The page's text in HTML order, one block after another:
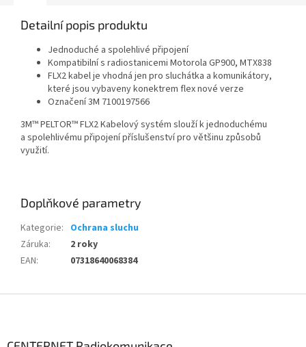
Detailní popis produktu
Jednoduché a spolehlivé připojení
Kompatibilní s radiostanicemi Motorola GP900, MTX838
FLX2 kabel je vhodná jen pro sluchátka a komunikátory,
které jsou vybaveny konektrem flex nové verze
Označení 3M 7100197566
3M™ PELTOR™ FLX2 Kabelový systém slouží k jednoduchému
a spolehlivému připojení příslušenství pro většinu způsobů
využití.
Doplňkové parametry
Kategorie: Ochrana sluchu
Záruka:
2 roky
EAN: 07318640068384